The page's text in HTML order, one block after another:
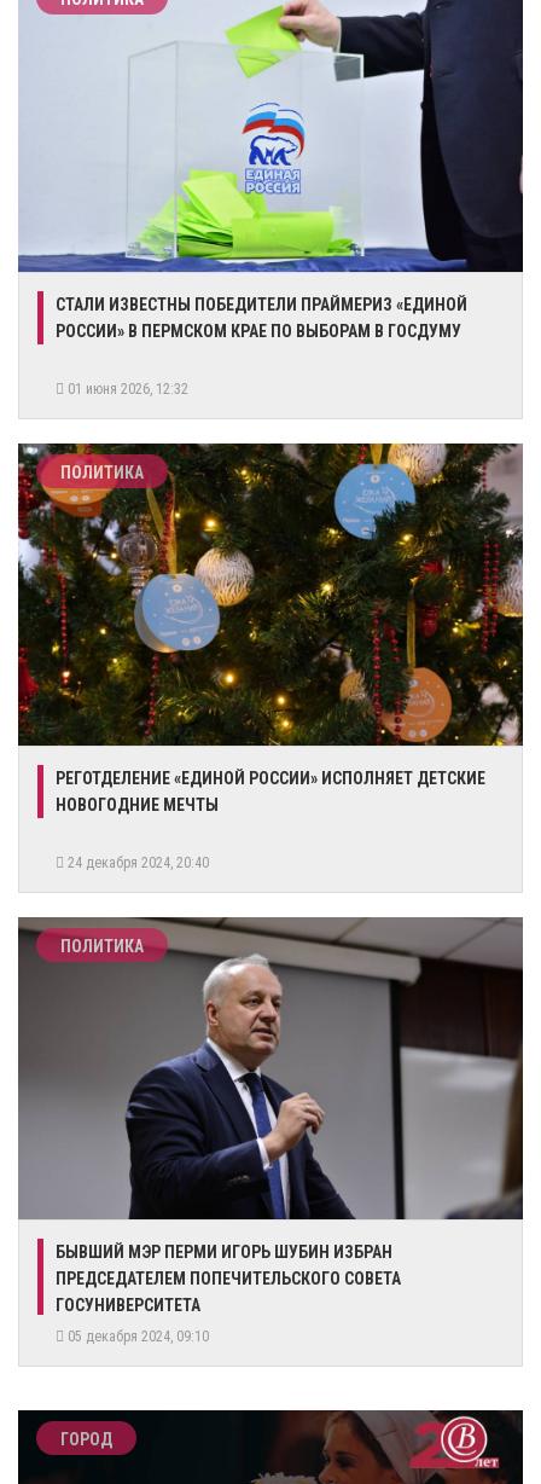
​СТАЛИ ИЗВЕСТНЫ ПОБЕДИТЕЛИ ПРАЙМЕРИЗ «ЕДИНОЙ
РОССИИ» В ПЕРМСКОМ КРАЕ ПО ВЫБОРАМ В ГОСДУМУ
01 июня 2026, 12:32
ПОЛИТИКА
РЕГОТДЕЛЕНИЕ «ЕДИНОЙ РОССИИ» ИСПОЛНЯЕТ ДЕТСКИЕ
НОВОГОДНИЕ МЕЧТЫ
24 декабря 2024, 20:40
ПОЛИТИКА
​БЫВШИЙ МЭР ПЕРМИ ИГОРЬ ШУБИН ИЗБРАН
ПРЕДСЕДАТЕЛЕМ ПОПЕЧИТЕЛЬСКОГО СОВЕТА
ГОСУНИВЕРСИТЕТА
05 декабря 2024, 09:10
ГОРОД